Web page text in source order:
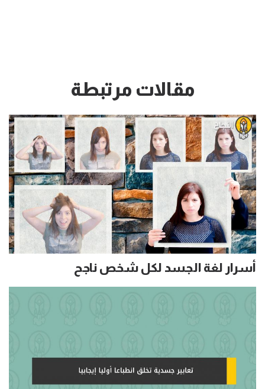
مقالات مرتبطة
أسرار لغة الجسد لكل شخص ناجح